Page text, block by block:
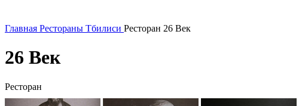
Главная Рестораны Тбилиси Ресторан 26 Век
26 Век
Ресторан